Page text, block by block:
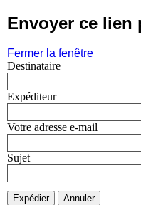
Envoyer ce lien
Fermer la fenêtre
Destinataire
Expéditeur
Votre adresse e-mail
Sujet
Expédier Annuler